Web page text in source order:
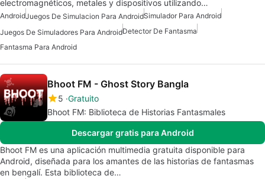
electromagnéticos, metales y dispositivos utilizando…
AndroidJuegos De Simulacion Para AndroidSimulador Para Android
Juegos De Simuladores Para AndroidDetector De Fantasma
Fantasma Para Android
Bhoot FM - Ghost Story Bangla
5 Gratuito
Bhoot FM: Biblioteca de Historias Fantasmales
Descargar gratis para Android
Bhoot FM es una aplicación multimedia gratuita disponible para
Android, diseñada para los amantes de las historias de fantasmas
en bengalí. Esta biblioteca de…